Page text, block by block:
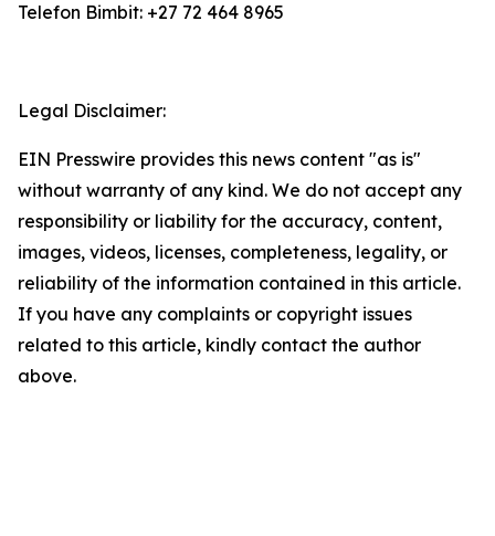
Telefon Bimbit: +27 72 464 8965
Legal Disclaimer:
EIN Presswire provides this news content "as is"
without warranty of any kind. We do not accept any
responsibility or liability for the accuracy, content,
images, videos, licenses, completeness, legality, or
reliability of the information contained in this article.
If you have any complaints or copyright issues
related to this article, kindly contact the author
above.